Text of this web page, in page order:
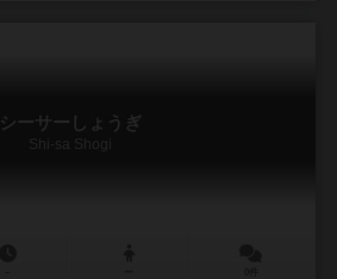
シーサーしょうぎ
Shi-sa Shogi